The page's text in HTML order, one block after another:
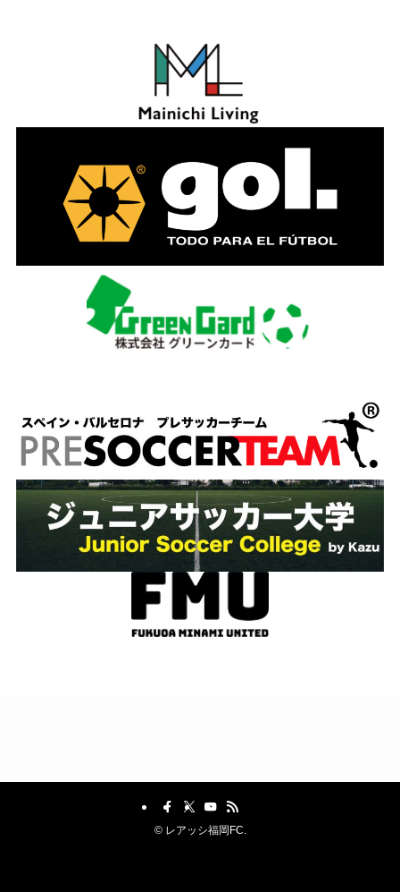
©レアッシ福岡FC.